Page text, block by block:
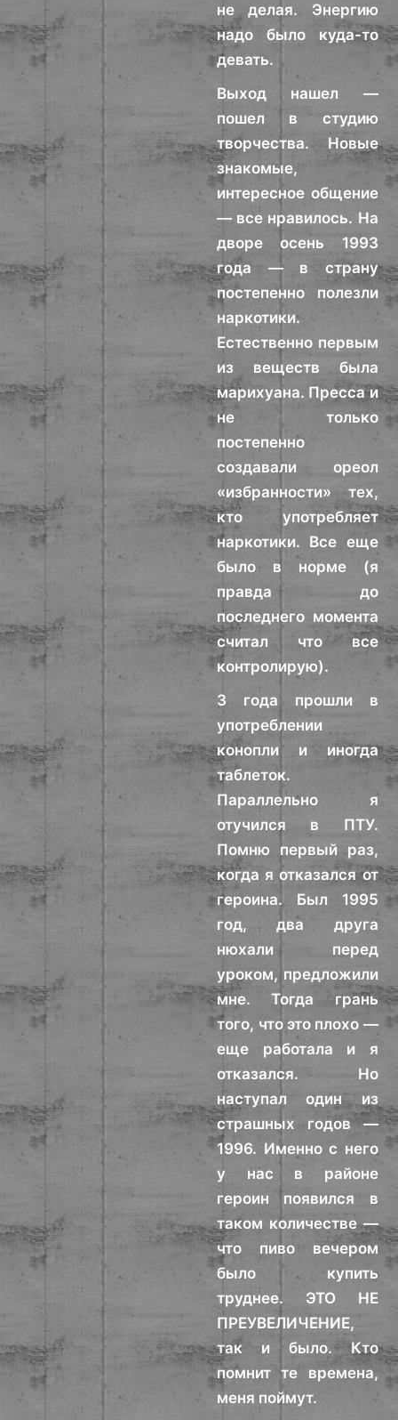
не делая. Энергию
надо было куда-то
девать.
Выход нашел —
пошел в студию
творчества. Новые
знакомые,
интересное общение
— все нравилось. На
дворе осень 1993
года — в страну
постепенно полезли
наркотики.
Естественно первым
из веществ была
марихуана. Пресса и
не только
постепенно
создавали ореол
«избранности» тех,
кто употребляет
наркотики. Все еще
было в норме (я
правда до
последнего момента
считал что все
контролирую).
3 года прошли в
употреблении
конопли и иногда
таблеток.
Параллельно я
отучился в ПТУ.
Помню первый раз,
когда я отказался от
героина. Был 1995
год, два друга
нюхали перед
уроком, предложили
мне. Тогда грань
того, что это плохо —
еще работала и я
отказался. Но
наступал один из
страшных годов —
1996. Именно с него
у нас в районе
героин появился в
таком количестве —
что пиво вечером
было купить
труднее. ЭТО НЕ
ПРЕУВЕЛИЧЕНИЕ,
так и было. Кто
помнит те времена,
меня поймут.